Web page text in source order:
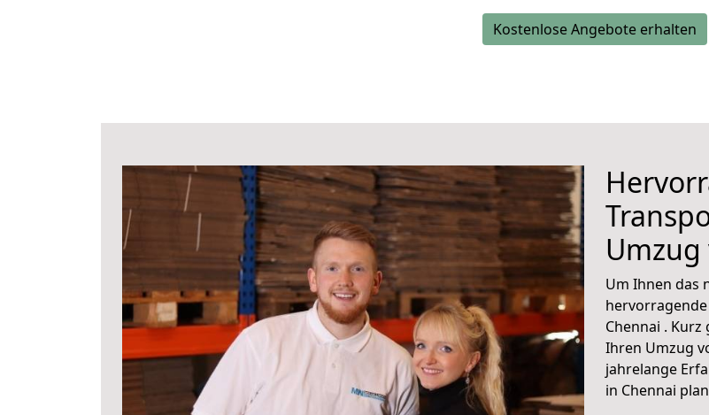
Kostenlose Angebote erhalten
Um Ihnen das
Chennai .
Ihren Umzug
jahrelange
in Chennai